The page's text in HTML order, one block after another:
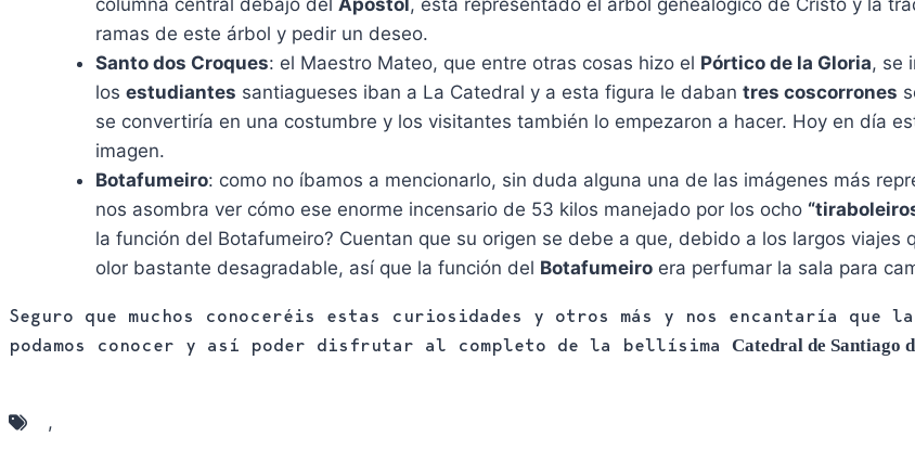
columna central debajo del Apóstol, está representado el árbol genealógico de Cristo y la
ramas de este árbol y pedir un deseo.
Santo dos Croques: el Maestro Mateo, que entre otras cosas hizo el Pórtico de la Gloria, se
los estudiantes santiagueses iban a La Catedral y a esta figura le daban tres coscorrones
se convertiría en una costumbre y los visitantes también lo empezaron a hacer. Hoy en día
imagen.
Botafumeiro: como no íbamos a mencionarlo, sin duda alguna una de las imágenes más
nos asombra ver cómo ese enorme incensario de 53 kilos manejado por los ocho
la función del Botafumeiro? Cuentan que su origen se debe a que, debido a los largos
olor bastante desagradable, así que la función del Botafumeiro era perfumar la sala para
Seguro que muchos conoceréis estas curiosidades y otros más y nos encantaría que
podamos conocer y así poder disfrutar al completo de la bellísima Catedral de Santiago
,